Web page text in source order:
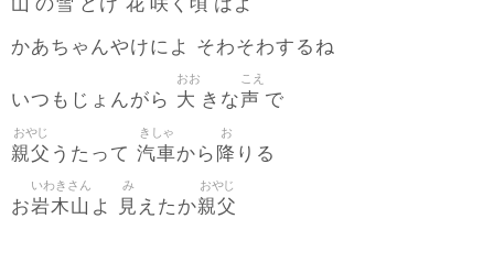
の どけ く はよ
かあちゃんやけによ そわそわするね
いつもじょんがら 大
おお
きな声
こえ
で
親父
おやじ
うたって 汽車
きしゃ
から 降
お
りる
お岩木山
いわきさん
よ 見
み
えたか親父
おやじ